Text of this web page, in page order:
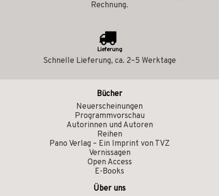
Rechnung.
Lieferung
Schnelle Lieferung, ca. 2–5 Werktage
Bücher
Neuerscheinungen
Programmvorschau
Autorinnen und Autoren
Reihen
Pano Verlag – Ein Imprint von TVZ
Vernissagen
Open Access
E-Books
Über uns